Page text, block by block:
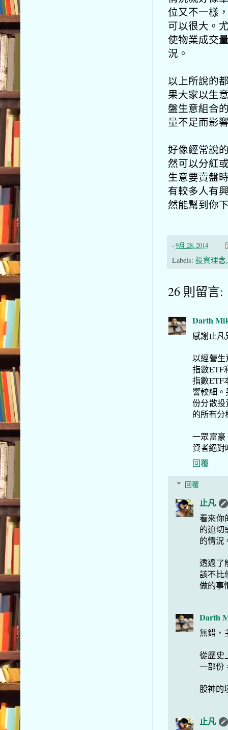
位又不一樣
可以很大。
使物業成交
況。
以上所說的
果大家以生
盤生意組合
量不足而影
好像經常說
然可以分紅
生意要賣盤
有較多人有
然能幫到你
-9月 28, 2014
Labels: 投資理念
26 則留言:
Darth
感謝止凡
以經營
指數ETF
指數ETF
響較細
份分散
的所有分
一眾富
資者絕對
回覆
回覆
止凡
看來你
的迫切
的情況
透過了
該不比
做的事
Darth
無錯，
從歷史
一部份
股神的
止凡